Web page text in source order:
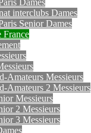
Dames
interclubs Dames
Senior Dames
France
Amateurs Messieurs
Amateurs 2 Messieurs
Messieurs
2 Messieurs
3 Messieurs